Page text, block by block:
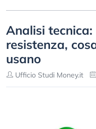
Analisi
resistenza,
usano
Ufficio Studi Money.it